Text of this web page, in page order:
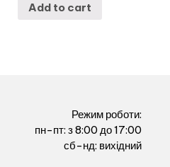
Add to cart
Режим роботи:
пн-пт: з 8:00 до 17:00
сб-нд: вихідний